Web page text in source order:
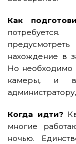
Как
нахождение в
Но необходимо
камеры, и
Когда идти?
многие
ночью.